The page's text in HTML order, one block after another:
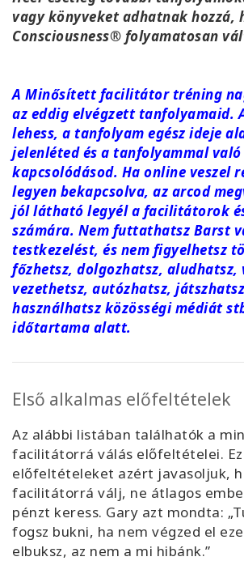
vagy könyveket adhatnak hozzá,
Consciousness® folyamatosan
A Minősített facilitátor tréning
az eddig elvégzett tanfolyamaid.
lehess, a tanfolyam egész ideje
jelenléted és a tanfolyammal
kapcsolódásod. Ha online veszel
legyen bekapcsolva, az arcod
jól látható legyél a facilitátorok
számára. Nem futtathatsz Barst
testkezelést, és nem figyelhetsz
főzhetsz, dolgozhatsz, aludhatsz,
vezethetsz, autózhatsz,
használhatsz közösségi médiát
időtartama alatt.
Első alkalmas előfeltételek
Az alábbi listában találhatók a
facilitátorrá válás előfeltételei.
előfeltételeket azért javasoljuk,
facilitátorrá válj, ne átlagos
pénzt keress. Gary azt mondta:
fogsz bukni, ha nem végzed el
elbuksz, az nem a mi hibánk.”